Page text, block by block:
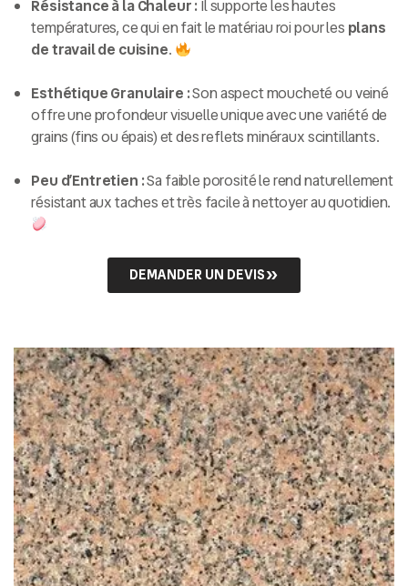
Résistance à la Chaleur :Il supporte les hautes
températures, ce qui en fait le matériau roi pour les plans
de travail de cuisine.
Esthétique Granulaire :Son aspect moucheté ou veiné
offre une profondeur visuelle unique avec une variété de
grains (fins ou épais) et des reflets minéraux scintillants.
Peu d’Entretien :Sa faible porosité le rend naturellement
résistant aux taches et très facile à nettoyer au quotidien.
DEMANDER UN DEVIS